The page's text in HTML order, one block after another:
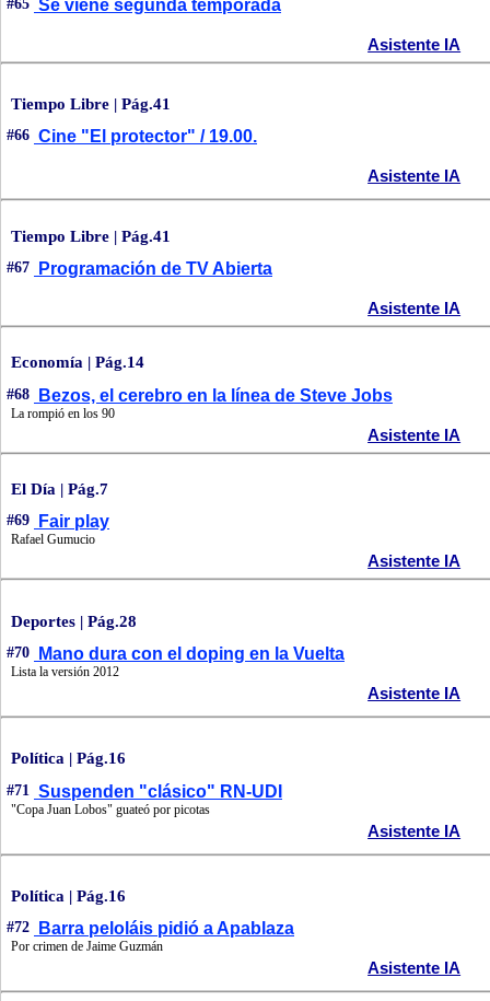
#65 Se viene segunda temporada
Asistente IA
Tiempo Libre | Pág.41
#66 Cine "El protector" / 19.00.
Asistente IA
Tiempo Libre | Pág.41
#67 Programación de TV Abierta
Asistente IA
Economía | Pág.14
#68 Bezos, el cerebro en la línea de Steve Jobs
La rompió en los 90
Asistente IA
El Día | Pág.7
#69 Fair play
Rafael Gumucio
Asistente IA
Deportes | Pág.28
#70 Mano dura con el doping en la Vuelta
Lista la versión 2012
Asistente IA
Política | Pág.16
#71 Suspenden "clásico" RN-UDI
"Copa Juan Lobos" guateó por picotas
Asistente IA
Política | Pág.16
#72 Barra peloláis pidió a Apablaza
Por crimen de Jaime Guzmán
Asistente IA